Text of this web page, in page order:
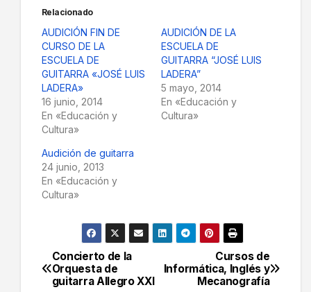
Relacionado
AUDICIÓN FIN DE
CURSO DE LA
ESCUELA DE
GUITARRA «JOSÉ LUIS
LADERA»
16 junio, 2014
En «Educación y
Cultura»
AUDICIÓN DE LA
ESCUELA DE
GUITARRA “JOSÉ LUIS
LADERA”
5 mayo, 2014
En «Educación y
Cultura»
Audición de guitarra
24 junio, 2013
En «Educación y
Cultura»
Navegación
Cursos de
Informática, Inglés y
Mecanografía
Concierto de la
Orquesta de
guitarra Allegro XXI